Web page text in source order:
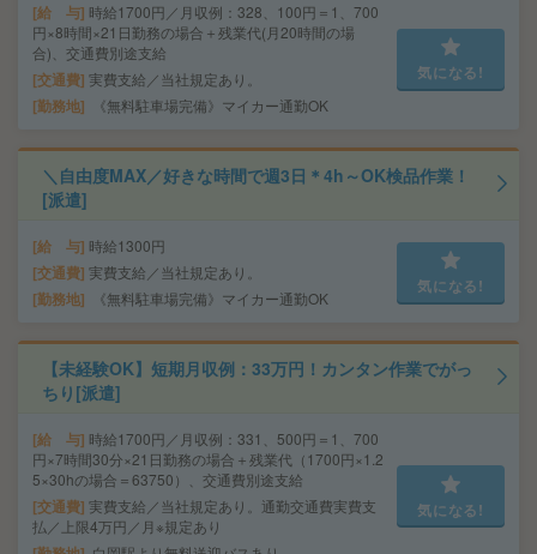
給 与 時給1700円／月収例：328、100円＝1、700
円×8時間×21日勤務の場合＋残業代(月20時間の場
合)、交通費別途支給
交通費 実費支給／当社規定あり。
勤務地 《無料駐車場完備》マイカー通勤OK
気になる!
＼自由度MAX／好きな時間で週3日＊4h～OK検品作業！
[派遣]
給 与 時給1300円
交通費 実費支給／当社規定あり。
勤務地 《無料駐車場完備》マイカー通勤OK
気になる!
【未経験OK】短期月収例：33万円！カンタン作業でがっ
ちり[派遣]
給 与 時給1700円／月収例：331、500円＝1、700
円×7時間30分×21日勤務の場合＋残業代（1700円×1.2
5×30hの場合＝63750）、交通費別途支給
交通費 実費支給／当社規定あり。通勤交通費実費支
払／上限4万円／月※規定あり
気になる!